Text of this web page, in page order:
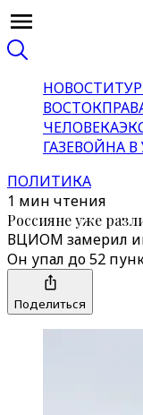
НОВОСТИ
ВОСТОК
ЧЕЛОВЕКА
ГАЗЕВОЙНА В
ПОЛИТИКА
1 мин чтения
Россияне уже
ВЦИОМ замерил
Он упал до 52
Поделиться